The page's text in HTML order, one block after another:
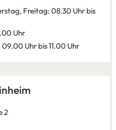
und Geodäsie 2026, Datenquellen
Freitag: 08.30 Uhr bis
Uhr
Uhr bis 11.00 Uhr
2